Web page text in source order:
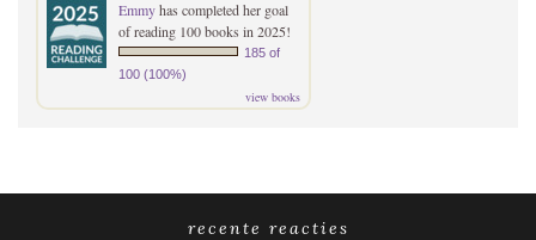
Emmyhas completed her goal
of reading 100 books in 2025!
185 of
100 (100%)
view books
recente reacties